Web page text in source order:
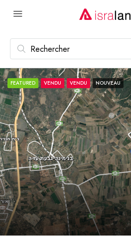
FEATURED VENDU VENDU NOUVEAU